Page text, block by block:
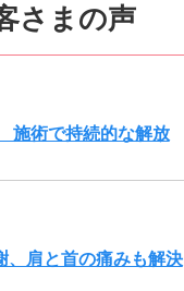
さまの声
施術で持続的な解放
、肩と首の痛みも解決